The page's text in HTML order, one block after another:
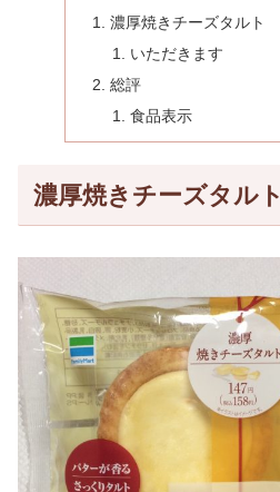
濃厚焼きチーズタルト
いただきます
総評
食品表示
濃厚焼きチーズタルト